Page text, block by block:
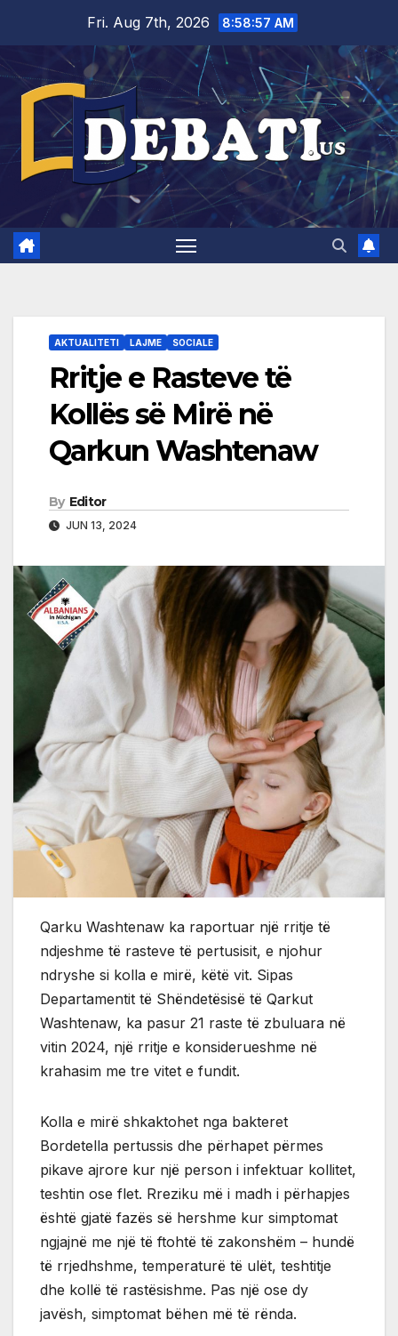
content
Fri. Aug 7th, 2026 8:58:58 AM
AKTUALITETI LAJME SOCIALE
Rritje e Rasteve të
Kollës së Mirë në
Qarkun Washtenaw
By Editor
JUN 13, 2024
Qarku Washtenaw ka raportuar një rritje të
ndjeshme të rasteve të pertusisit, e njohur
ndryshe si kolla e mirë, këtë vit. Sipas
Departamentit të Shëndetësisë të Qarkut
Washtenaw, ka pasur 21 raste të zbuluara në
vitin 2024, një rritje e konsiderueshme në
krahasim me tre vitet e fundit.
Kolla e mirë shkaktohet nga bakteret
Bordetella pertussis dhe përhapet përmes
pikave ajrore kur një person i infektuar kollitet,
teshtin ose flet. Rreziku më i madh i përhapjes
është gjatë fazës së hershme kur simptomat
ngjajnë me një të ftohtë të zakonshëm – hundë
të rrjedhshme, temperaturë të ulët, teshtitje
dhe kollë të rastësishme. Pas një ose dy
javësh, simptomat bëhen më të rënda.